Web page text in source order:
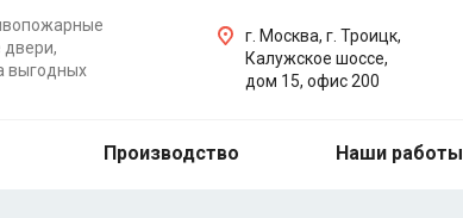
двери,
выгодных
г. Москва, г. Троицк,
Калужское шоссе,
дом 15, офис 200
Производство Наши работы